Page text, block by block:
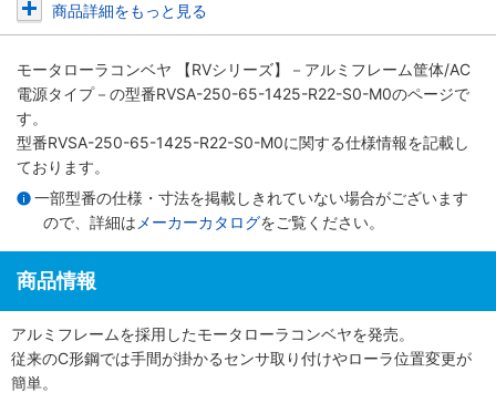
商品詳細をもっと見る
モータローラコンベヤ 【RVシリーズ】－アルミフレーム筐体/AC
電源タイプ－ の型番RVSA-250-65-1425-R22-S0-M0のページで
す。
型番RVSA-250-65-1425-R22-S0-M0に関する仕様情報を記載し
ております。
一部型番の仕様・寸法を掲載しきれていない場合がございます
ので、詳細は メーカーカタログをご覧ください。
商品情報
アルミフレームを採用したモータローラコンベヤを発売。
従来のC形鋼では手間が掛かるセンサ取り付けやローラ位置変更が
簡単。